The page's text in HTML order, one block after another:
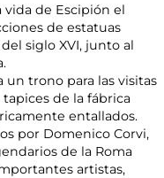
vida de Escipión el
de estatuas
siglo XVI, junto al
un trono para las visitas
de la fábrica
entallados.
por Domenico Corvi,
de la Roma
artistas,